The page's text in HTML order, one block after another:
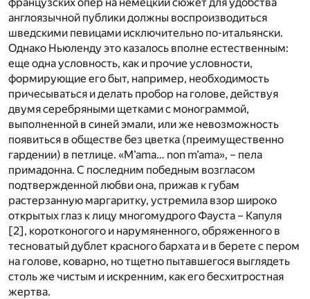
англоязычной публики должны воспроизводиться
шведскими певицами исключительно по-итальянски.
Однако Ньюленду это казалось вполне естественным:
еще одна условность, как и прочие условности,
формирующие его быт, например, необходимость
причесываться и делать пробор на голове, действуя
двумя серебряными щетками с монограммой,
выполненной в синей эмали, или же невозможность
появиться в обществе без цветка (преимущественно
гардении) в петлице. «M’ama… non m’ama», – пела
примадонна. С последним победным возгласом
подтвержденной любви она, прижав к губам
растерзанную маргаритку, устремила взор широко
открытых глаз к лицу многомудрого Фауста – Капуля
[2], коротконогого и нарумяненного, обряженного в
тесноватый дублет красного бархата и в берете с пером
на голове, коварно, но тщетно пытавшегося выглядеть
столь же чистым и искренним, как его бесхитростная
жертва.